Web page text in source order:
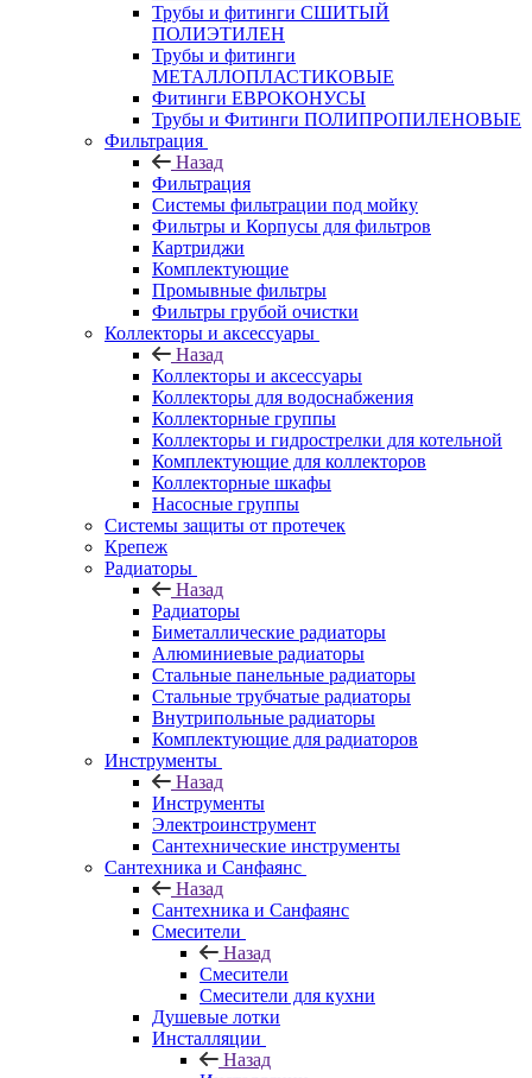
Трубы и фитинги СШИТЫЙ
ПОЛИЭТИЛЕН
Трубы и фитинги
МЕТАЛЛОПЛАСТИКОВЫЕ
Фитинги ЕВРОКОНУСЫ
Трубы и Фитинги ПОЛИПРОПИЛЕНОВЫЕ
Фильтрация
Назад
Фильтрация
Системы фильтрации под мойку
Фильтры и Корпусы для фильтров
Картриджи
Комплектующие
Промывные фильтры
Фильтры грубой очистки
Коллекторы и аксессуары
Назад
Коллекторы и аксессуары
Коллекторы для водоснабжения
Коллекторные группы
Коллекторы и гидрострелки для котельной
Комплектующие для коллекторов
Коллекторные шкафы
Насосные группы
Системы защиты от протечек
Крепеж
Радиаторы
Назад
Радиаторы
Биметаллические радиаторы
Алюминиевые радиаторы
Стальные панельные радиаторы
Стальные трубчатые радиаторы
Внутрипольные радиаторы
Комплектующие для радиаторов
Инструменты
Назад
Инструменты
Электроинструмент
Сантехнические инструменты
Сантехника и Санфаянс
Назад
Сантехника и Санфаянс
Смесители
Назад
Смесители
Смесители для кухни
Душевые лотки
Инсталляции
Назад